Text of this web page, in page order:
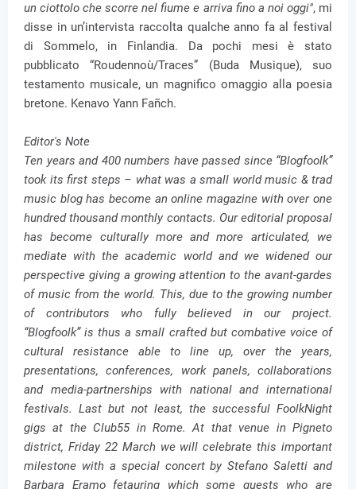
un ciottolo che scorre nel fiume e arriva fino a noi oggi", mi
disse in un’intervista raccolta qualche anno fa al festival
di Sommelo, in Finlandia. Da pochi mesi è stato
pubblicato “Roudennoù/Traces” (Buda Musique), suo
testamento musicale, un magnifico omaggio alla poesia
bretone. Kenavo Yann Fañch.
Editor's Note
Ten years and 400 numbers have passed since “Blogfoolk”
took its first steps – what was a small world music & trad
music blog has become an online magazine with over one
hundred thousand monthly contacts. Our editorial proposal
has become culturally more and more articulated, we
mediate with the academic world and we widened our
perspective giving a growing attention to the avant-gardes
of music from the world. This, due to the growing number
of contributors who fully believed in our project.
“Blogfoolk” is thus a small crafted but combative voice of
cultural resistance able to line up, over the years,
presentations, conferences, work panels, collaborations
and media-partnerships with national and international
festivals. Last but not least, the successful FoolkNight
gigs at the Club55 in Rome. At that venue in Pigneto
district, Friday 22 March we will celebrate this important
milestone with a special concert by Stefano Saletti and
Barbara Eramo fetauring which some guests who are